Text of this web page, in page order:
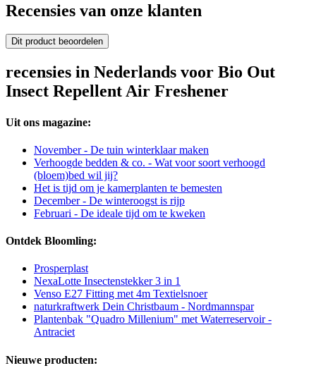
Recensies van onze klanten
Dit product beoordelen
recensies in Nederlands voor Bio Out
Insect Repellent Air Freshener
Uit ons magazine:
November - De tuin winterklaar maken
Verhoogde bedden & co. - Wat voor soort verhoogd
(bloem)bed wil jij?
Het is tijd om je kamerplanten te bemesten
December - De winteroogst is rijp
Februari - De ideale tijd om te kweken
Ontdek Bloomling:
Prosperplast
NexaLotte Insectenstekker 3 in 1
Venso E27 Fitting met 4m Textielsnoer
naturkraftwerk Dein Christbaum - Nordmannspar
Plantenbak "Quadro Millenium" met Waterreservoir -
Antraciet
Nieuwe producten: